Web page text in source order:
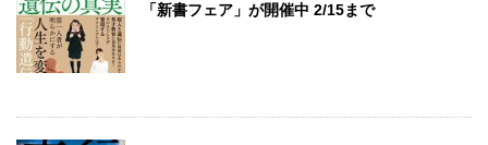
「新書フェア」が開催中 2/15まで